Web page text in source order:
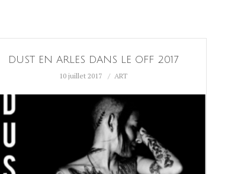
DUST EN ARLES DANS LE OFF 2017
10 juillet 2017 ART